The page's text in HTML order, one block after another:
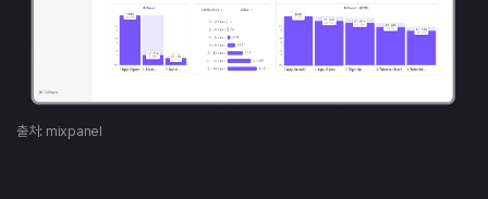
출처: mixpanel